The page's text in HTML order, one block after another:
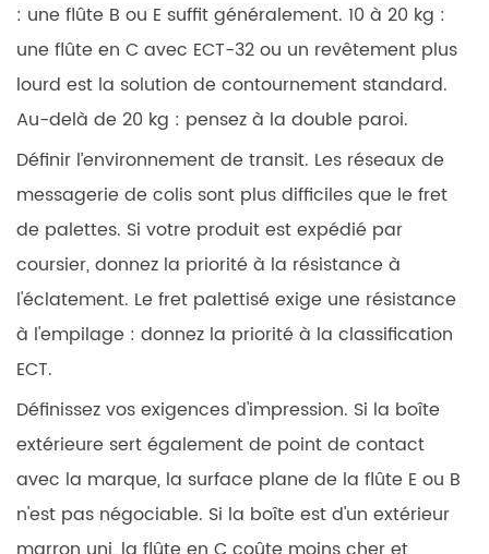
: une flûte B ou E suffit généralement. 10 à 20 kg :
une flûte en C avec ECT-32 ou un revêtement plus
lourd est la solution de contournement standard.
Au-delà de 20 kg : pensez à la double paroi.
Définir l’environnement de transit. Les réseaux de
messagerie de colis sont plus difficiles que le fret
de palettes. Si votre produit est expédié par
coursier, donnez la priorité à la résistance à
l'éclatement. Le fret palettisé exige une résistance
à l'empilage : donnez la priorité à la classification
ECT.
Définissez vos exigences d'impression. Si la boîte
extérieure sert également de point de contact
avec la marque, la surface plane de la flûte E ou B
n'est pas négociable. Si la boîte est d'un extérieur